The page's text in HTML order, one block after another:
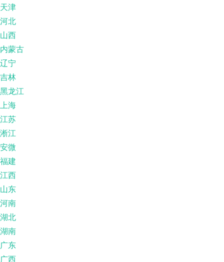
天津
河北
山西
内蒙古
辽宁
吉林
黑龙江
上海
江苏
淅江
安微
福建
江西
山东
河南
湖北
湖南
广东
广西